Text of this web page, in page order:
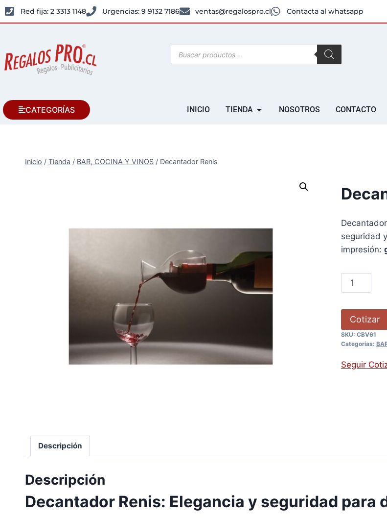
Red fija: 2 3313 1148 Urgencias: 9 9132 7186 ventas@regalospro.cl Contacta al whatsapp
CATEGORÍAS INICIO TIENDA NOSOTROS CONTACTO
Inicio / Tienda / BAR, COCINA Y VINOS / Decantador Renis
seguridad
impresión:
Cotizar
SKU: CBV61
Categorías:
Seguir
Descripción
Descripción
Decantador Renis: Elegancia y seguridad para